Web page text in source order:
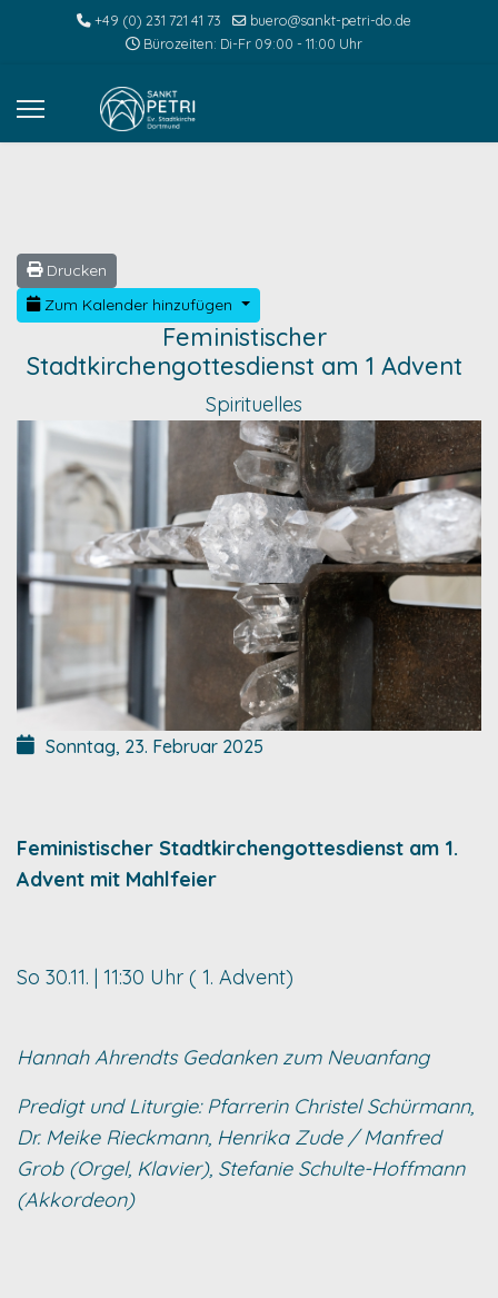
+49 (0) 231 721 41 73
buero@sankt-petri-do.de
Bürozeiten: Di-Fr 09:00 - 11:00 Uhr
Drucken
Zum Kalender hinzufügen
Feministischer
Stadtkirchengottesdienst am 1 Advent
Spirituelles
Sonntag, 23. Februar 2025
Feministischer Stadtkirchengottesdienst am 1.
Advent mit Mahlfeier
So 30.11. | 11:30 Uhr ( 1. Advent)
Hannah Ahrendts Gedanken zum Neuanfang
Predigt und Liturgie: Pfarrerin Christel Schürmann,
Dr. Meike Rieckmann, Henrika Zude / Manfred
Grob (Orgel, Klavier), Stefanie Schulte-Hoffmann
(Akkordeon)